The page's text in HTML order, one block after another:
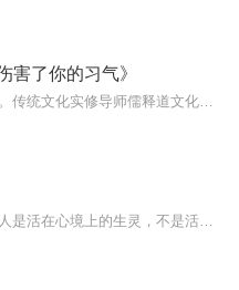
害了你的习气》